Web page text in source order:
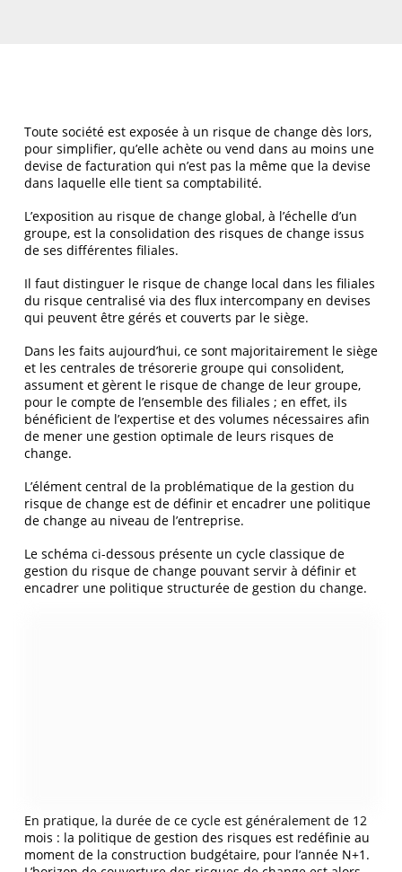
Toute société est exposée à un risque de change dès lors,
pour simplifier, qu’elle achète ou vend dans au moins une
devise de facturation qui n’est pas la même que la devise
dans laquelle elle tient sa comptabilité.
L’exposition au risque de change global, à l’échelle d’un
groupe, est la consolidation des risques de change issus
de ses différentes filiales.
Il faut distinguer le risque de change local dans les filiales
du risque centralisé via des flux intercompany en devises
qui peuvent être gérés et couverts par le siège.
Dans les faits aujourd’hui, ce sont majoritairement le siège
et les centrales de trésorerie groupe qui consolident,
assument et gèrent le risque de change de leur groupe,
pour le compte de l’ensemble des filiales ; en effet, ils
bénéficient de l’expertise et des volumes nécessaires afin
de mener une gestion optimale de leurs risques de
change.
L’élément central de la problématique de la gestion du
risque de change est de définir et encadrer une politique
de change au niveau de l’entreprise.
Le schéma ci-dessous présente un cycle classique de
gestion du risque de change pouvant servir à définir et
encadrer une politique structurée de gestion du change.
En pratique, la durée de ce cycle est généralement de 12
mois : la politique de gestion des risques est redéfinie au
moment de la construction budgétaire, pour l’année N+1.